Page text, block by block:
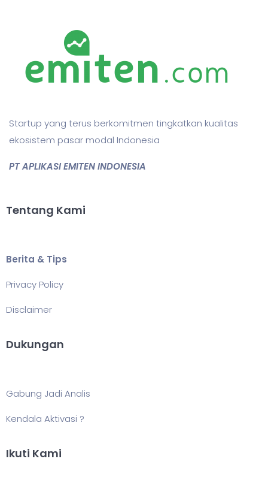
Startup yang terus berkomitmen tingkatkan kualitas
ekosistem pasar modal Indonesia
PT APLIKASI EMITEN INDONESIA
Tentang Kami
Berita & Tips
Privacy Policy
Disclaimer
Dukungan
Gabung Jadi Analis
Kendala Aktivasi ?
Ikuti Kami